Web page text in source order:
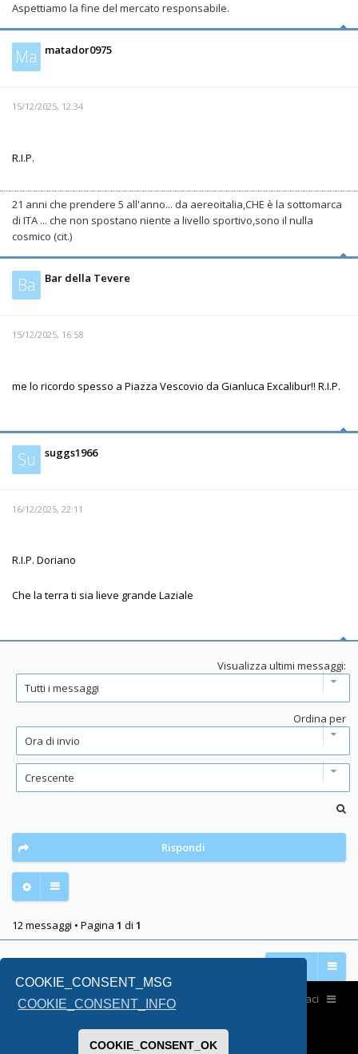
COOKIE_CONSENT_MSG
COOKIE_CONSENT_INFO
COOKIE_CONSENT_OK
Aspettiamo la fine del mercato responsabile.
Ma matador0975
15/12/2025, 12:34
R.I.P.
21 anni che prendere 5 all'anno... da aereoitalia,CHE è la sottomarca
di ITA ... che non spostano niente a livello sportivo,sono il nulla
cosmico (cit.)
Ba Bar della Tevere
15/12/2025, 16:58
me lo ricordo spesso a Piazza Vescovio da Gianluca Excalibur!! R.I.P.
Su suggs1966
16/12/2025, 22:11
R.I.P. Doriano
Che la terra ti sia lieve grande Laziale
Visualizza ultimi messaggi:
Ordina per
Rispondi
12 messaggi • Pagina 1 di 1
Home Contattaci